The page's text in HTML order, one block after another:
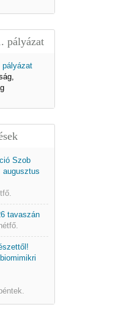
pályázat
Szob
augusztus
tavaszán